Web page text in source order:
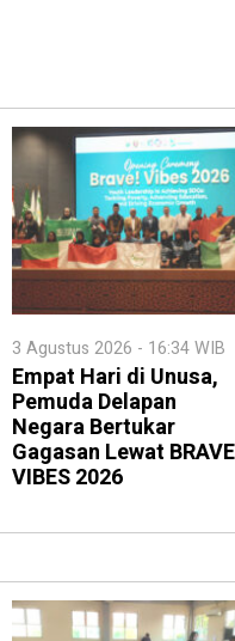
3 Agustus 2026 - 16:34 WIB
Empat Hari di Unusa,
Pemuda Delapan
Negara Bertukar
Gagasan Lewat
VIBES 2026